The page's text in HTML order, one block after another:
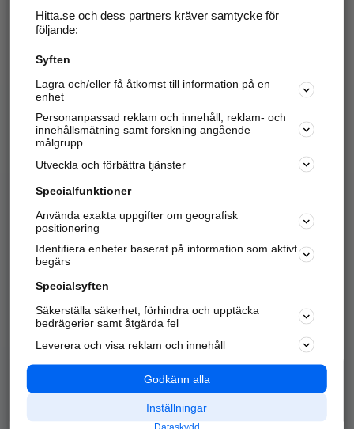
Hitta.se - Gratis nummerupplysning.
Sök företag, personer och platser.
Hitta telefonnummer, adresser, företagsinfo mm.
Marknadsför företaget
Kom igång och annonsera mot
samarbetspartners nära dig.
Alla kategorier
Populära sökningar
API & Kartor
Annonsera
Integritet
Nödnummer
Hitta.se och dess partners kräver samtycke för
följande:
Syften
Lagra och/eller få åtkomst till information på en
enhet
Personanpassad reklam och innehåll, reklam- och
innehållsmätning samt forskning angående
målgrupp
Utveckla och förbättra tjänster
Specialfunktioner
Använda exakta uppgifter om geografisk
positionering
Identifiera enheter baserat på information som aktivt
begärs
Specialsyften
Säkerställa säkerhet, förhindra och upptäcka
bedrägerier samt åtgärda fel
Leverera och visa reklam och innehåll
Godkänn alla
Inställningar
Dataskydd